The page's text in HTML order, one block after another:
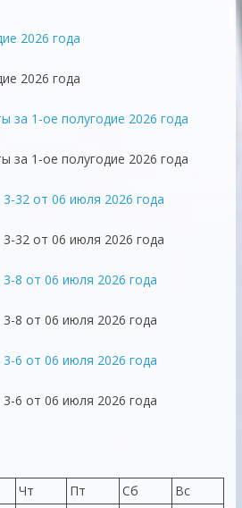
2026 года
2026 года
за 1-ое полугодие 2026 года
за 1-ое полугодие 2026 года
32 от 06 июля 2026 года
32 от 06 июля 2026 года
8 от 06 июля 2026 года
8 от 06 июля 2026 года
6 от 06 июля 2026 года
6 от 06 июля 2026 года
Чт Пт Сб
Вс